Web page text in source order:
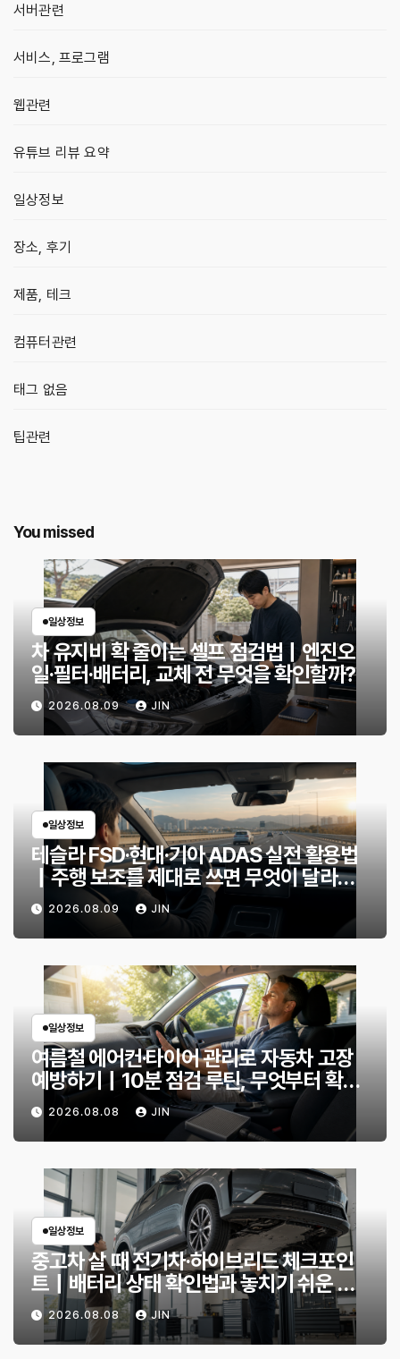
서버관련
서비스, 프로그램
웹관련
유튜브 리뷰 요약
일상정보
장소, 후기
제품, 테크
컴퓨터관련
태그 없음
팁관련
You missed
일상정보
차 유지비 확 줄이는 셀프 점검법｜엔진오
일·필터·배터리, 교체 전 무엇을 확인할까?
2026.08.09 JIN
일상정보
테슬라 FSD·현대·기아 ADAS 실전 활용법
｜주행 보조를 제대로 쓰면 무엇이 달라질
까?2026.08.09 JIN
일상정보
여름철 에어컨·타이어 관리로 자동차 고장
예방하기｜10분 점검 루틴, 무엇부터 확인
할까?
2026.08.08 JIN
일상정보
중고차 살 때 전기차·하이브리드 체크포인
트｜배터리 상태 확인법과 놓치기 쉬운 위
험 신호
2026.08.08 JIN